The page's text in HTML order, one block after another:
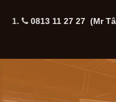
1. 0813 11 27 27 (Mr